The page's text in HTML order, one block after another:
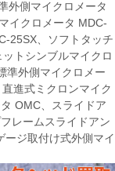
外側マイクロメータ
イクロメータ MDC-
25SX、ソフトタッチ
トシンブルマイクロ
準外側マイクロメー
進式ミクロンマイク
OMC、スライドア
レームスライドアン
ージ取付け式外側マイ